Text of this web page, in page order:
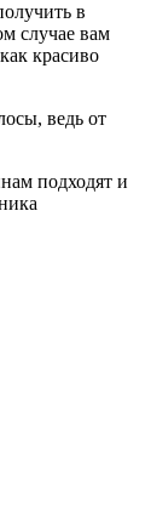
в
случае вам
красиво
ведь от
подходят и